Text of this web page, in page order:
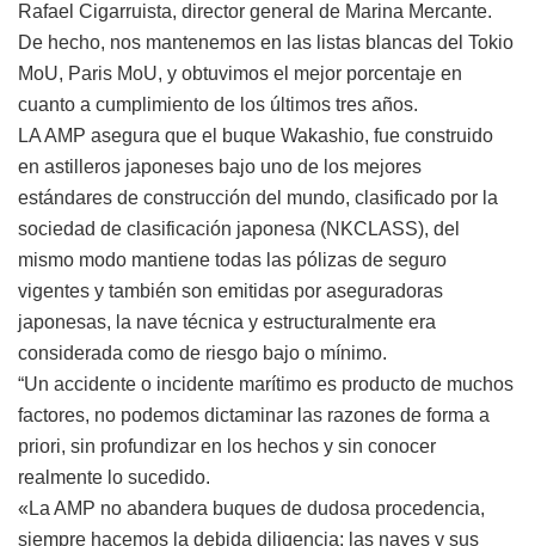
Rafael Cigarruista, director general de Marina Mercante.
De hecho, nos mantenemos en las listas blancas del Tokio
MoU, Paris MoU, y obtuvimos el mejor porcentaje en
cuanto a cumplimiento de los últimos tres años.
LA AMP asegura que el buque Wakashio, fue construido
en astilleros japoneses bajo uno de los mejores
estándares de construcción del mundo, clasificado por la
sociedad de clasificación japonesa (NKCLASS), del
mismo modo mantiene todas las pólizas de seguro
vigentes y también son emitidas por aseguradoras
japonesas, la nave técnica y estructuralmente era
considerada como de riesgo bajo o mínimo.
“Un accidente o incidente marítimo es producto de muchos
factores, no podemos dictaminar las razones de forma a
priori, sin profundizar en los hechos y sin conocer
realmente lo sucedido.
«La AMP no abandera buques de dudosa procedencia,
siempre hacemos la debida diligencia; las naves y sus